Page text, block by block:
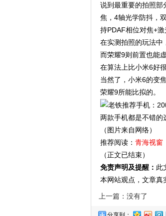
说到最重要的拍照部
焦，4轴光学防抖，
持PDAF相位对焦+
在实测拍照的玩法中
而荣耀9则前置也能
在算法上比小米6好
当然了，小米6的变
荣耀9所能比拟的。
两款手机都是不错的
（图片来自网络）
推荐阅读： 青海视窗
（正文已结束）
免责声明及提醒： 此
本网站观点，文章真
上一篇：没有了